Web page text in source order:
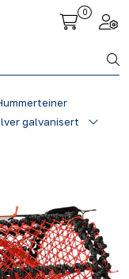
0
galvanisert